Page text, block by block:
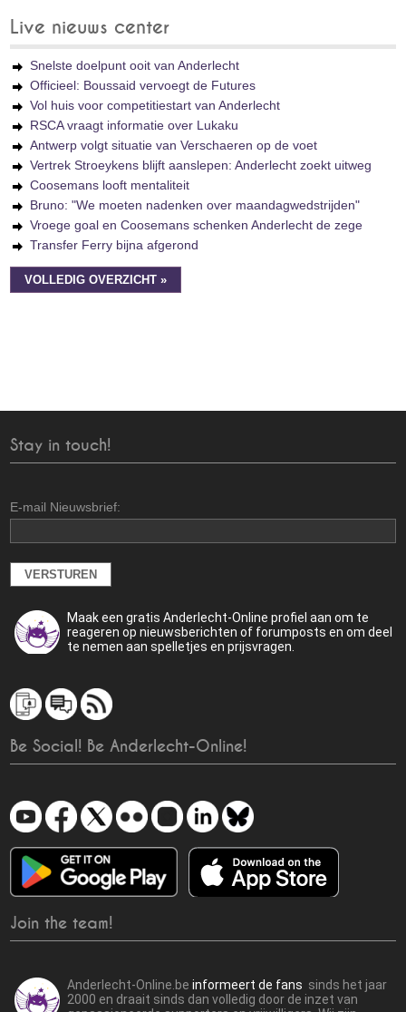
Live nieuws center
Snelste doelpunt ooit van Anderlecht
Officieel: Boussaid vervoegt de Futures
Vol huis voor competitiestart van Anderlecht
RSCA vraagt informatie over Lukaku
Antwerp volgt situatie van Verschaeren op de voet
Vertrek Stroeykens blijft aanslepen: Anderlecht zoekt uitweg
Coosemans looft mentaliteit
Bruno: "We moeten nadenken over maandagwedstrijden"
Vroege goal en Coosemans schenken Anderlecht de zege
Transfer Ferry bijna afgerond
VOLLEDIG OVERZICHT »
Stay in touch!
E-mail Nieuwsbrief:
Maak een gratis Anderlecht-Online profiel aan om te
reageren op nieuwsberichten of forumposts en om deel
te nemen aan spelletjes en prijsvragen.
Be Social! Be Anderlecht-Online!
Join the team!
Anderlecht-Online.beinformeert de fans sinds het jaar
2000 en draait sinds dan volledig door de inzet van